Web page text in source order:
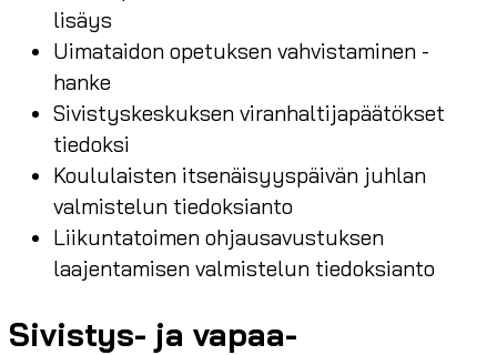
lisäys
Uimataidon opetuksen vahvistaminen -
hanke
Sivistyskeskuksen viranhaltijapäätökset
tiedoksi
Koululaisten itsenäisyyspäivän juhlan
valmistelun tiedoksianto
Liikuntatoimen ohjausavustuksen
laajentamisen valmistelun tiedoksianto
Sivistys- ja vapaa-